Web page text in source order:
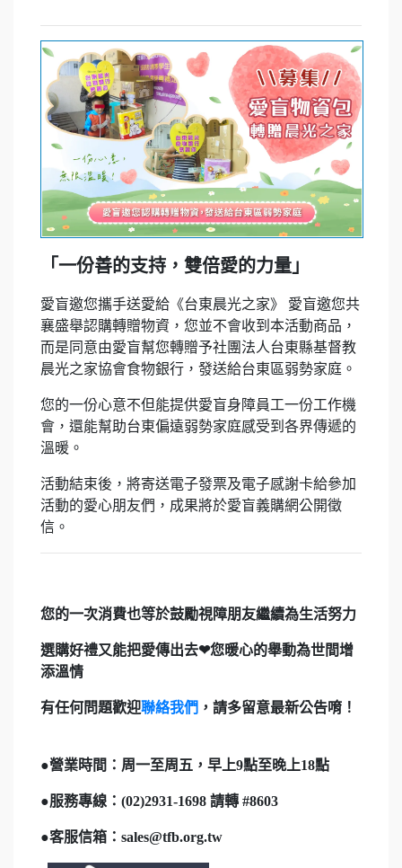
「一份善的支持，雙倍愛的力量」
愛盲邀您攜手送愛給《台東晨光之家》 愛盲邀您共
襄盛舉認購轉贈物資，您並不會收到本活動商品，
而是同意由愛盲幫您轉贈予社團法人台東縣基督教
晨光之家協會食物銀行，發送給台東區弱勢家庭。
您的一份心意不但能提供愛盲身障員工一份工作機
會，還能幫助台東偏遠弱勢家庭感受到各界傳遞的
溫暖。
活動結束後，將寄送電子發票及電子感謝卡給參加
活動的愛心朋友們，成果將於愛盲義購網公開徵
信。
您的一次消費也等於鼓勵視障朋友繼續為生活努力
選購好禮又能把愛傳出去❤您暖心的舉動為世間增
添溫情
有任何問題歡迎聯絡我們 ，請多留意最新公告唷！
●營業時間：周一至周五，早上9點至晚上18點
●服務專線：(02)2931-1698 請轉 #8603
●客服信箱：sales@tfb.org.tw